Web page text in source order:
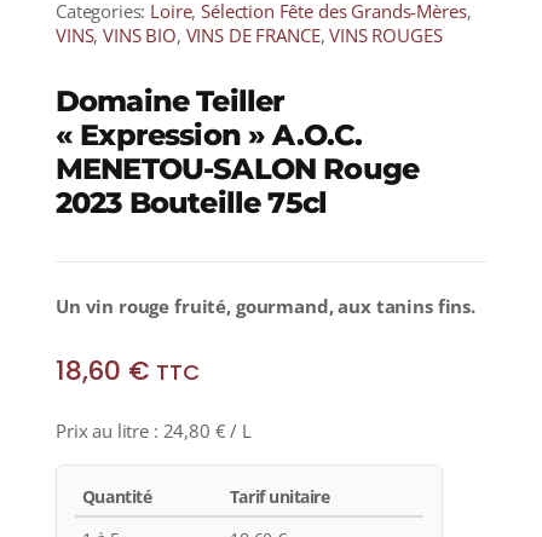
Categories: Loire,Sélection Fête des Grands-Mères,
VINS,VINS BIO, VINS DE FRANCE,VINS ROUGES
Domaine Teiller
« Expression » A.O.C.
MENETOU-SALON Rouge
2023 Bouteille 75cl
Un vin rouge fruité, gourmand, aux tanins fins.
18,60 € TTC
Prix au litre : 24,80 € / L
Quantité
Tarif unitaire